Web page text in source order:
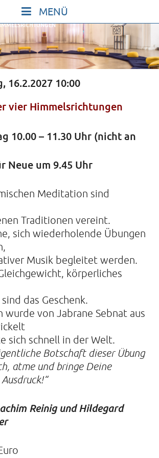
TANZEN
LEBEN FEIERN
FÜR KINDER UND
ZU UNS
DER STILLE
16.2.2027 10:00
vier Himmelsrichtungen
10.00 – 11.30 Uhr (nicht an
Neue um 9.45 Uhr
Meditation sind
Traditionen vereint.
sich wiederholende Übungen
Musik begleitet werden.
körperliches
das Geschenk.
von Jabrane Sebnat aus
sich schnell in der Welt.
Botschaft dieser Übung
atme und bringe Deine
Reinig und Hildegard